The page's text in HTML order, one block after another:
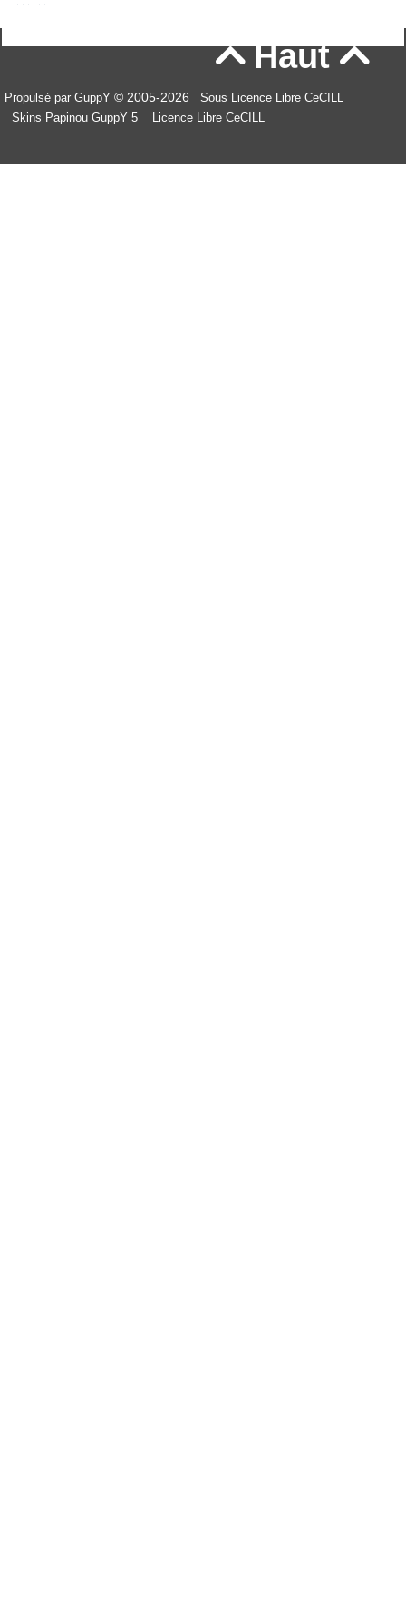
Haut
Propulsé par GuppY © 2005-2026
Sous Licence Libre CeCILL
Skins Papinou GuppY 5
Licence Libre CeCILL